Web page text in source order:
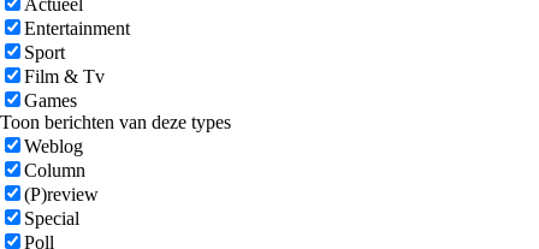
Actueel
Entertainment
Sport
Film & Tv
Games
Toon berichten van deze types
Weblog
Column
(P)review
Special
Poll